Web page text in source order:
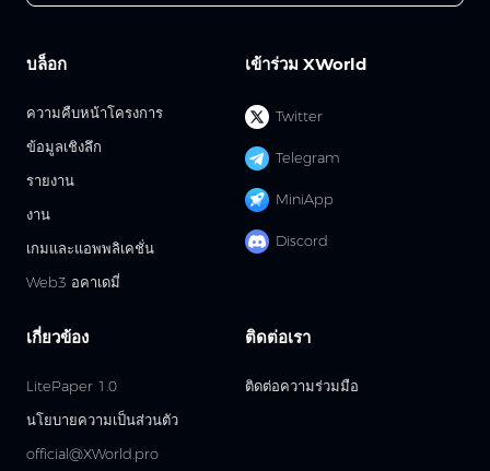
เข้าร่วม XWorld
Twitter
Telegram
MiniApp
Discord
บล็อก
ความคืบหน้าโครงการ
ข้อมูลเชิงลึก
รายงาน
งาน
เกมและแอพพลิเคชั่น
Web3 อคาเดมี่
เกี่ยวข้อง
LitePaper 1.0
นโยบายความเป็นส่วนตัว
official@XWorld.pro
ติดต่อเรา
ติดต่อความร่วมมือ